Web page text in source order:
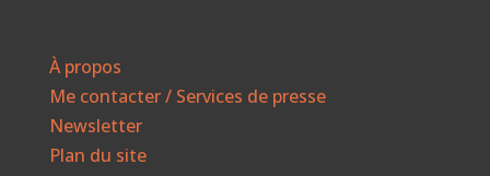
À propos
Me contacter / Services de presse
Newsletter
Plan du site